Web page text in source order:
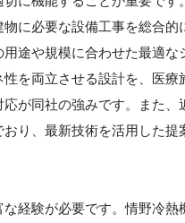
に必要な設備工事を総合的
途や規模に合わせた最適な
を両立させる設計を、医療
が同社の強みです。また
り、最新技術を活用した提
経験が必要です。情野冷熱